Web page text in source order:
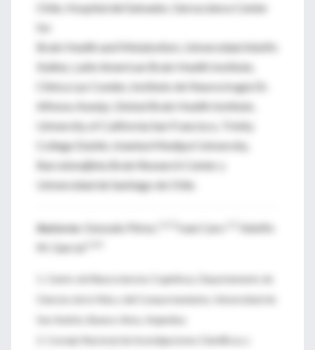
Chile, Hospital del Salvador, Geroscience Center
for
Brain Health and Metabolism, Universidad Adolfo
Ibáñez, Latin American Brain Health Institute,
Clínica Las Condes, Instituto de Neurocirugía Dr.
Alfonso Asenjo, Global Brain Health Institute,
University of California San Francisco, Trinity
College Dublin, Istanbul Medipol University,
Barcelonaβeta Brain Research Center y
Universidad de Santiago de Chile.
Autores: Gonzalo Pérez, Ivan Caro
Adolfo
M. García